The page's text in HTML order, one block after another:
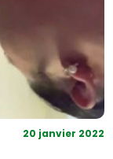
20 janvier 2022